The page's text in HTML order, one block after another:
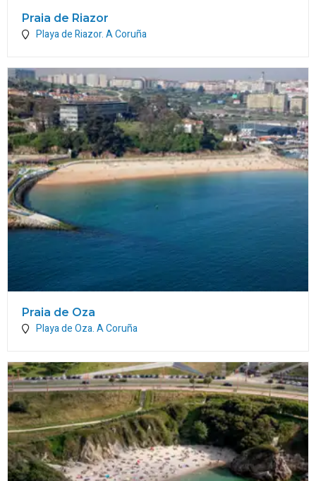
Praia de Riazor
Playa de Riazor.A Coruña
Praia de Oza
Playa de Oza.A Coruña